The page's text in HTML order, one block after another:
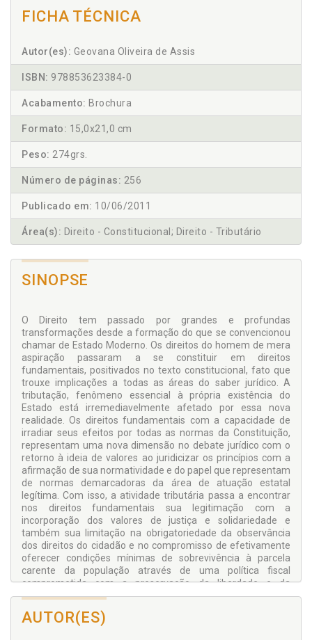
FICHA TÉCNICA
Autor(es): Geovana Oliveira de Assis
ISBN: 978853623384-0
Acabamento: Brochura
Formato: 15,0x21,0 cm
Peso: 274grs.
Número de páginas: 256
Publicado em: 10/06/2011
Área(s): Direito - Constitucional; Direito - Tributário
SINOPSE
O Direito tem passado por grandes e profundas
transformações desde a formação do que se convencionou
chamar de Estado Moderno. Os direitos do homem de mera
aspiração passaram a se constituir em direitos
fundamentais, positivados no texto constitucional, fato que
trouxe implicações a todas as áreas do saber jurídico. A
tributação, fenômeno essencial à própria existência do
Estado está irremediavelmente afetado por essa nova
realidade. Os direitos fundamentais com a capacidade de
irradiar seus efeitos por todas as normas da Constituição,
representam uma nova dimensão no debate jurídico com o
retorno à ideia de valores ao juridicizar os princípios com a
afirmação de sua normatividade e do papel que representam
de normas demarcadoras da área de atuação estatal
legítima. Com isso, a atividade tributária passa a encontrar
nos direitos fundamentais sua legitimação com a
incorporação dos valores de justiça e solidariedade e
também sua limitação na obrigatoriedade da observância
dos direitos do cidadão e no compromisso de efetivamente
oferecer condições mínimas de sobrevivência à parcela
carente da população através de uma política fiscal
comprometida com a preservação da liberdade e da
igualdade, através do respeito às normas que instituem a
legalidade, a segurança jurídica, a capacidade contributiva na
construção de uma sociedade sadia e consciente de seu
AUTOR(ES)